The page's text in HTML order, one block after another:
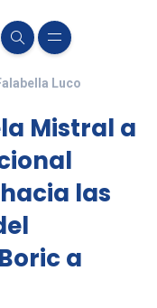
Luco
Mistral a
las
a